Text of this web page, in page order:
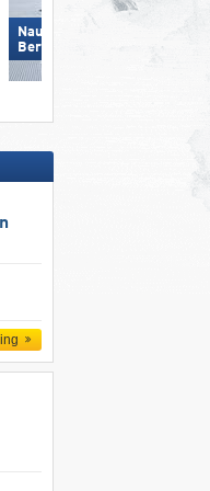
Nauders am Reschenpass –
Bergkastel